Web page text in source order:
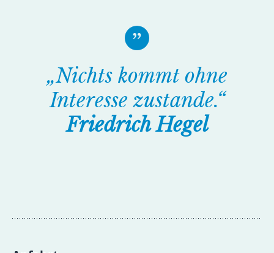
„Nichts kommt ohne
Interesse zustande.“
Friedrich Hegel